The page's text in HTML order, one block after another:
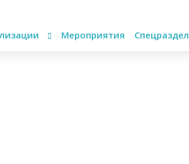
Мероприятия Спецраздел